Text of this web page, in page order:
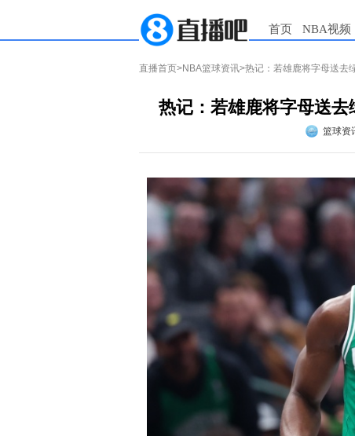
首页 NBA视频
直播首页>NBA篮球资讯>热记：若雄鹿将字母送去
热记：若雄鹿将字母送
篮球资